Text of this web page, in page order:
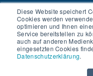
Diese Website speichert
Cookies werden
optimieren und Ihnen
Service bereitstellen zu
auch auf anderen
eingesetzten Cookies
Datenschutzerklärung.
AGB »
Disclaimer »